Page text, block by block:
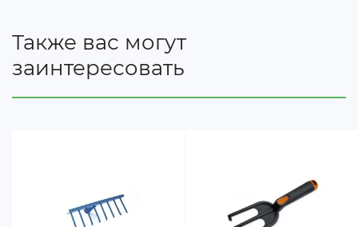
Также вас могут
заинтересовать